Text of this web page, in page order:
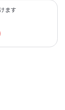
ます